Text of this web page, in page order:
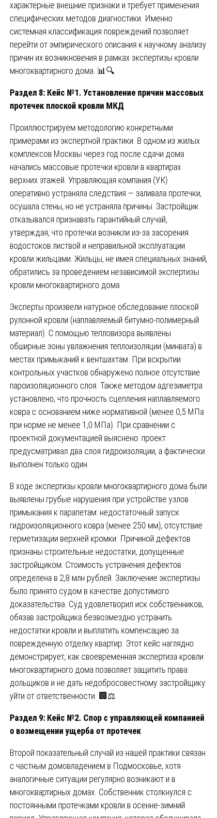
характерные внешние признаки и требует применения
специфических методов диагностики. Именно
системная классификация повреждений позволяет
перейти от эмпирического описания к научному анализу
причин их возникновения в рамках экспертизы кровли
многоквартирного дома. 📊🔍
Раздел 8: Кейс №1. Установление причин массовых
протечек плоской кровли МКД
Проиллюстрируем методологию конкретными
примерами из экспертной практики. В одном из жилых
комплексов Москвы через год после сдачи дома
начались массовые протечки кровли в квартирах
верхних этажей. Управляющая компания (УК)
оперативно устраняла следствия — заливала протечки,
осушала стены, но не устраняла причины. Застройщик
отказывался признавать гарантийный случай,
утверждая, что протечки возникли из-за засорения
водостоков листвой и неправильной эксплуатации
кровли жильцами. Жильцы, не имея специальных знаний,
обратились за проведением независимой экспертизы
кровли многоквартирного дома.
Эксперты произвели натурное обследование плоской
рулонной кровли (наплавляемый битумно-полимерный
материал). С помощью тепловизора выявлены
обширные зоны увлажнения теплоизоляции (минвата) в
местах примыканий к вентшахтам. При вскрытии
контрольных участков обнаружено полное отсутствие
пароизоляционного слоя. Также методом адгезиметра
установлено, что прочность сцепления наплавляемого
ковра с основанием ниже нормативной (менее 0,5 МПа
при норме не менее 1,0 МПа). При сравнении с
проектной документацией выяснено: проект
предусматривал два слоя гидроизоляции, а фактически
выполнен только один.
В ходе экспертизы кровли многоквартирного дома были
выявлены грубые нарушения при устройстве узлов
примыкания к парапетам: недостаточный запуск
гидроизоляционного ковра (менее 250 мм), отсутствие
герметизации верхней кромки. Причиной дефектов
признаны строительные недостатки, допущенные
застройщиком. Стоимость устранения дефектов
определена в 2,8 млн рублей. Заключение экспертизы
было принято судом в качестве допустимого
доказательства. Суд удовлетворил иск собственников,
обязав застройщика безвозмездно устранить
недостатки кровли и выплатить компенсацию за
поврежденную отделку квартир. Этот кейс наглядно
демонстрирует, как своевременная экспертиза кровли
многоквартирного дома позволяет защитить права
дольщиков и не дать недобросовестному застройщику
уйти от ответственности. 🏢⚖️
Раздел 9: Кейс №2. Спор с управляющей компанией
о возмещении ущерба от протечек
Второй показательный случай из нашей практики связан
с частным домовладением в Подмосковье, хотя
аналогичные ситуации регулярно возникают и в
многоквартирных домах. Собственник столкнулся с
постоянными протечками кровли в осенне-зимний